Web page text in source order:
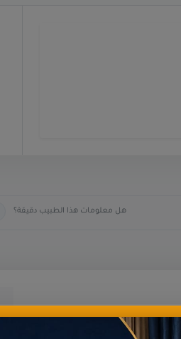
هل معلومات هذا الطبيب دقيقة؟